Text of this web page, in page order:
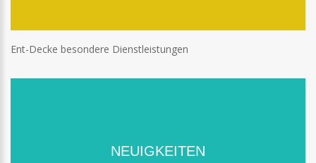
Ent-Decke besondere Dienstleistungen
NEUIGKEITEN